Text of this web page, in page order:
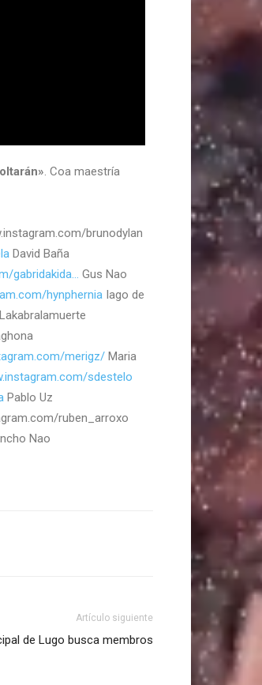
. Coa maestría
brunodylan
David Baña
gabridakida…
Gus Nao
hynphernia Iago de
merigz/ Maria
sdestelo
Pablo Uz
ruben_arroxo
Nao
Artículo siguiente
de Lugo busca membros